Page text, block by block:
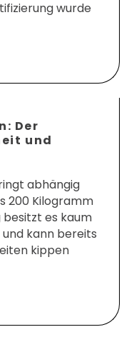
wurde
Der
und
abhängig
200 Kilogramm
besitzt es kaum
kann bereits
kippen